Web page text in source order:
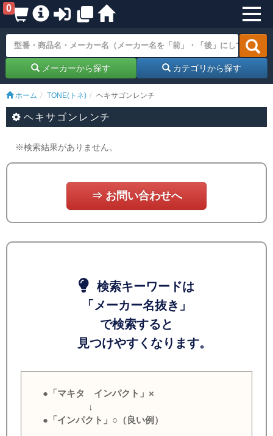
0
メーカーから探す カテゴリから探す
ホーム TONE(トネ) ヘキサゴンレンチ
ヘキサゴンレンチ
※検索結果がありません。
⇒ お問い合わせへ
検索キーワードは
「メーカー名抜き」
で検索すると
見つけやすくなります。
●「マキタ インパクト」×
↓
●「インパクト」○（良い例）